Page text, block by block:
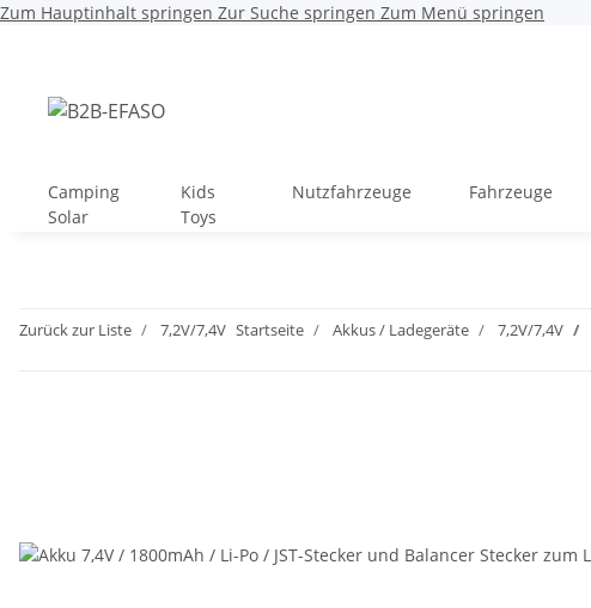
Zum Hauptinhalt springen Zur Suche springen Zum Menü springen
Camping
Solar
Kids
Toys
Nutzfahrzeuge Fahrzeuge
Zurück zur Liste 7,2V/7,4V Startseite Akkus / Ladegeräte 7,2V/7,4V